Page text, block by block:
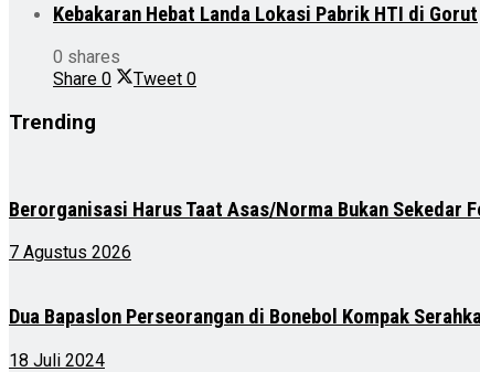
Kebakaran Hebat Landa Lokasi Pabrik HTI di Gorut
0 shares
Share 0 Tweet 0
Trending
Berorganisasi Harus Taat Asas/Norma Bukan Sekedar
7 Agustus 2026
Dua Bapaslon Perseorangan di Bonebol Kompak
18 Juli 2024